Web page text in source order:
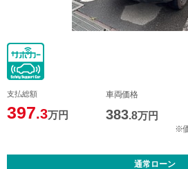
支払総額
397.3万円
車両価格
383.8万円
※
通常ローン